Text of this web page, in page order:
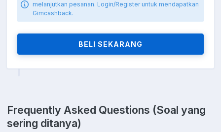
melanjutkan pesanan. Login/Register untuk mendapatkan
Gimcashback.
BELI SEKARANG
Frequently Asked Questions (Soal yang
sering ditanya)